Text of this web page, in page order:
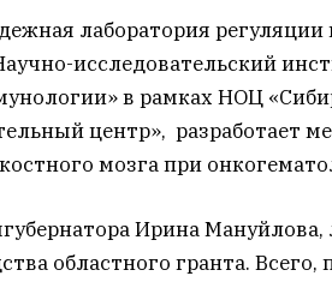
лаборатория
исследовательский
в рамках НОЦ
центр», разработает
мозга при
Ирина
областного гранта. Всего,